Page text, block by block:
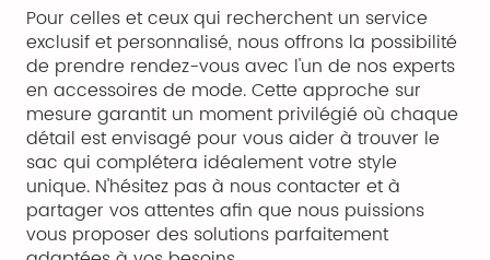
Pour celles et ceux qui recherchent un service
exclusif et personnalisé, nous offrons la possibilité
de prendre rendez-vous avec l'un de nos experts
en accessoires de mode. Cette approche sur
mesure garantit un moment privilégié où chaque
détail est envisagé pour vous aider à trouver le
sac qui complétera idéalement votre style
unique. N'hésitez pas à nous contacter et à
partager vos attentes afin que nous puissions
vous proposer des solutions parfaitement